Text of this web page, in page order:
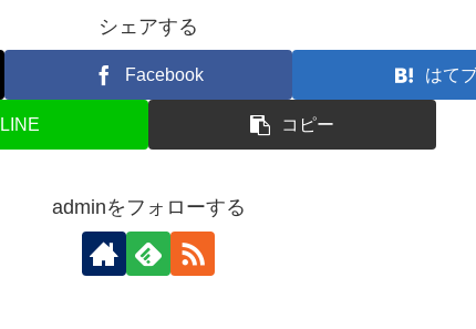
シェアする
Facebook はて
LINE コピー
adminをフォローする